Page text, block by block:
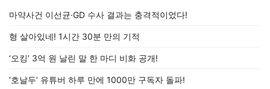
마약사건 이선균·GD 수사 결과는 충격적이었다!
형 살아있네! 1시간 30분 만의 기적
‘오킹’ 3억 원 날린 말 한 마디 비화 공개!
‘호날두’ 유튜버 하루 만에 1000만 구독자 돌파!